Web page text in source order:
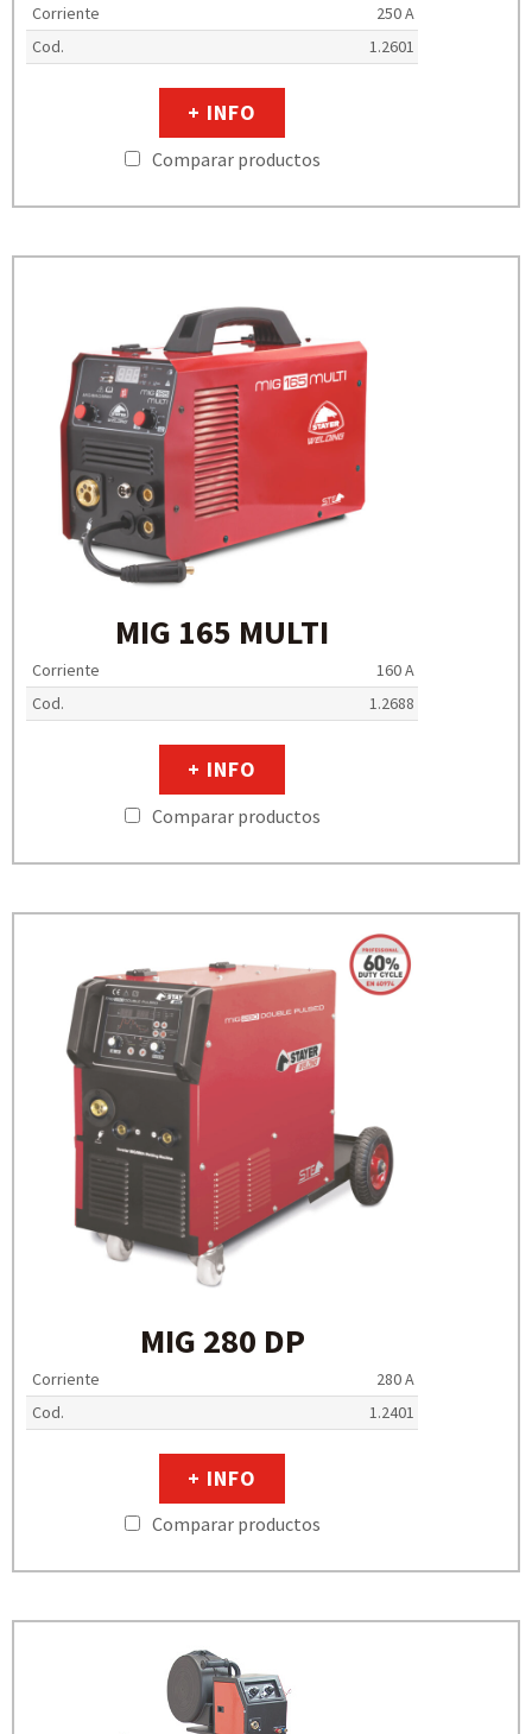
Corriente
250 A
Cod.
1.2601
+ INFO
Comparar productos
MIG 165 MULTI
Corriente
160 A
Cod.
1.2688
+ INFO
Comparar productos
MIG 280 DP
Corriente
280 A
Cod.
1.2401
+ INFO
Comparar productos